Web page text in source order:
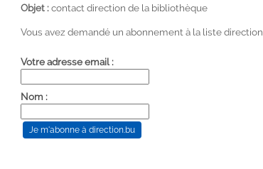
Objet :contact direction de la bibliothèque
Vous avez demandé un abonnement à la liste
Votre adresse email :
Nom :